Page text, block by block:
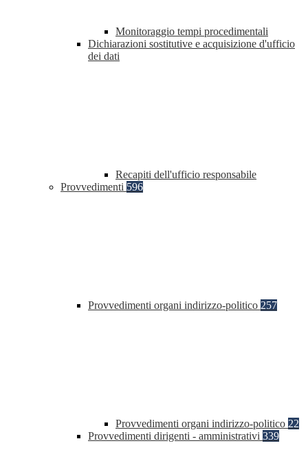
Monitoraggio tempi procedimentali
Dichiarazioni sostitutive e acquisizione d'ufficio
dei dati
Recapiti dell'ufficio responsabile
Provvedimenti 596
Provvedimenti organi indirizzo-politico 257
Provvedimenti organi indirizzo-politico 22
Provvedimenti dirigenti - amministrativi 339